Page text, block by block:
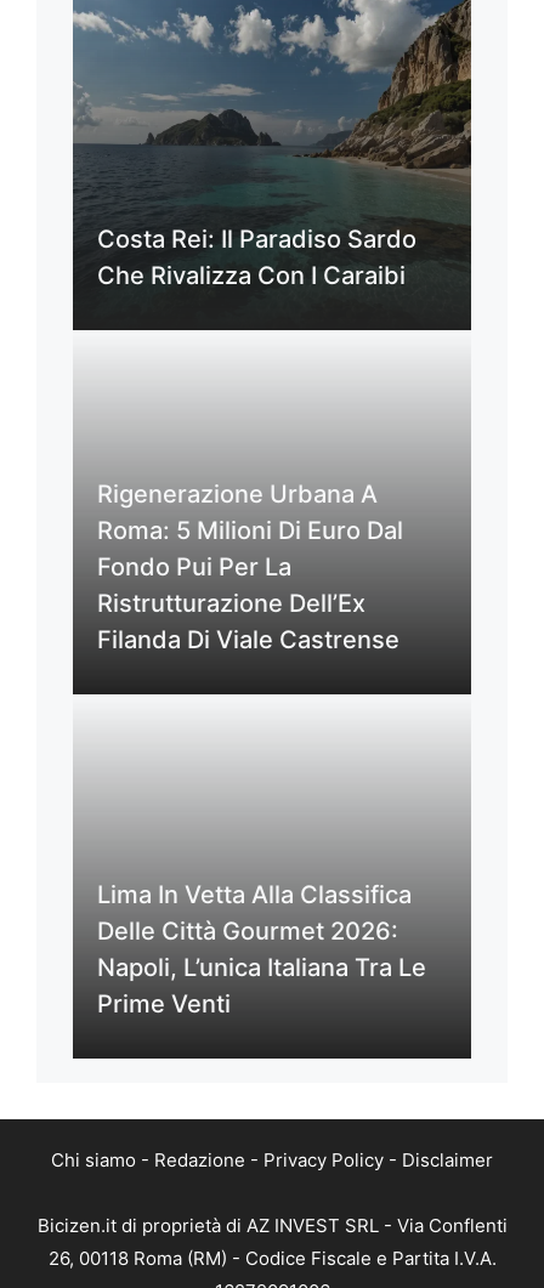
Costa Rei: Il Paradiso Sardo
Che Rivalizza Con I Caraibi
Rigenerazione Urbana A
Roma: 5 Milioni Di Euro Dal
Fondo Pui Per La
Ristrutturazione Dell’Ex
Filanda Di Viale Castrense
Lima In Vetta Alla Classifica
Delle Città Gourmet 2026:
Napoli, L’unica Italiana Tra Le
Prime Venti
Chi siamo - Redazione - Privacy Policy - Disclaimer
Bicizen.it di proprietà di AZ INVEST SRL - Via Conflenti
26, 00118 Roma (RM) - Codice Fiscale e Partita I.V.A.